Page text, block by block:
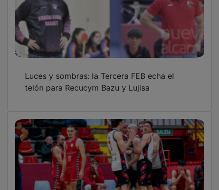
telón para Recucym Bazu y Lujisa